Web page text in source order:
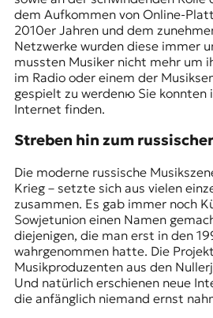
dem Aufkommen von Online-
2010er Jahren und dem
Netzwerke wurden diese immer
mussten Musiker nicht mehr um
im Radio oder einem der
gespielt zu werdenю Sie konnten
Internet finden.
Streben hin zum
Die moderne russische
Krieg – setzte sich aus vielen
zusammen. Es gab immer noch
Sowjetunion einen Namen
diejenigen, die man erst in den
wahrgenommen hatte. Die
Musikproduzenten aus den
Und natürlich erschienen neue
die anfänglich niemand ernst